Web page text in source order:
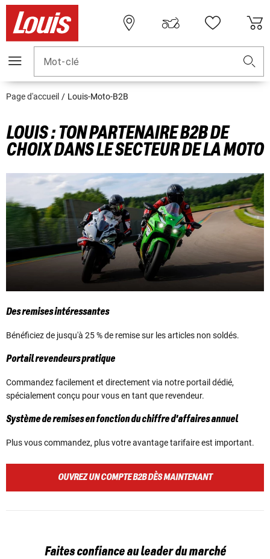
Mot-clé
Page d'accueil Louis-Moto-B2B
LOUIS : TON PARTENAIRE B2B DE
CHOIX DANS LE SECTEUR DE LA MOTO
Des remises intéressantes
Bénéficiez de jusqu'à 25 % de remise sur les articles non soldés.
Portail revendeurs pratique
Commandez facilement et directement via notre portail dédié,
spécialement conçu pour vous en tant que revendeur.
Système de remises en fonction du chiffre d'affaires annuel
Plus vous commandez, plus votre avantage tarifaire est important.
OUVREZ UN COMPTE B2B DÈS MAINTENANT
Faites confiance au leader du marché